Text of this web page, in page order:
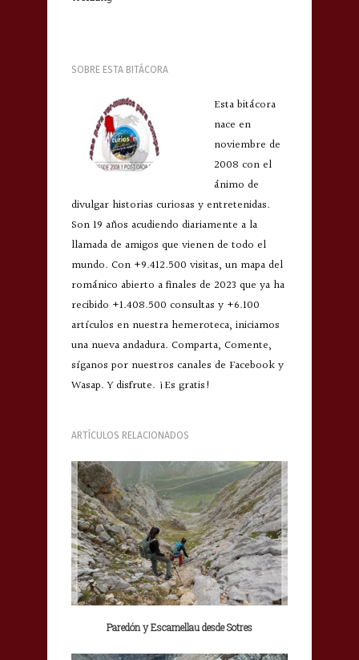
SOBRE ESTA BITÁCORA
Esta bitácora
nace en
noviembre de
2008 con el
ánimo de
divulgar historias curiosas y entretenidas.
Son 19 años acudiendo diariamente a la
llamada de amigos que vienen de todo el
mundo. Con +9.412.500 visitas, un mapa del
románico abierto a finales de 2023 que ya ha
recibido +1.408.500 consultas y +6.100
artículos en nuestra hemeroteca, iniciamos
una nueva andadura. Comparta, Comente,
síganos por nuestros canales de Facebook y
Wasap. Y disfrute. ¡Es gratis!
ARTÍCULOS RELACIONADOS
Paredón y Escamellau desde Sotres